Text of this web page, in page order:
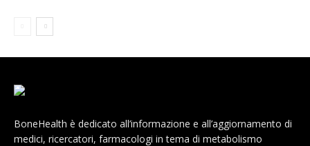
BoneHealth è dedicato all’informazione e all’aggiornamento di
medici, ricercatori, farmacologi in tema di metabolismo